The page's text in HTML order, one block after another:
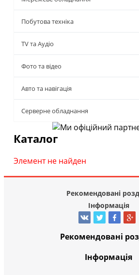
Побутова техніка
TV та Аудіо
Фото та відео
Авто та навігація
Серверне обладнання
Каталог
Элемент не найден
Рекомендовані
Інформація
Рекомендовані
Інформація